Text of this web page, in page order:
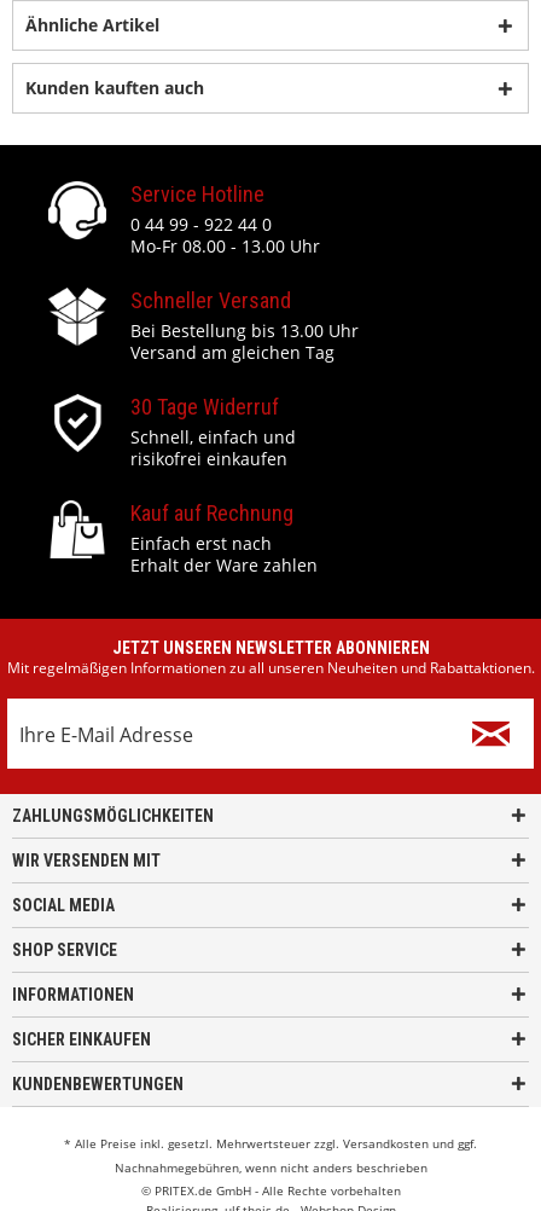
Ähnliche Artikel
Kunden kauften auch
Service Hotline
0 44 99 - 922 44 0
Mo-Fr 08.00 - 13.00 Uhr
Schneller Versand
Bei Bestellung bis 13.00 Uhr
Versand am gleichen Tag
30 Tage Widerruf
Schnell, einfach und
risikofrei einkaufen
Kauf auf Rechnung
Einfach erst nach
Erhalt der Ware zahlen
JETZT UNSEREN NEWSLETTER ABONNIEREN
Mit regelmäßigen Informationen zu all unseren Neuheiten und Rabattaktionen.
ZAHLUNGSMÖGLICHKEITEN
WIR VERSENDEN MIT
SOCIAL MEDIA
SHOP SERVICE
INFORMATIONEN
SICHER EINKAUFEN
KUNDENBEWERTUNGEN
* Alle Preise inkl. gesetzl. Mehrwertsteuer zzgl. Versandkosten und ggf.
Nachnahmegebühren, wenn nicht anders beschrieben
© PRITEX.de GmbH - Alle Rechte vorbehalten